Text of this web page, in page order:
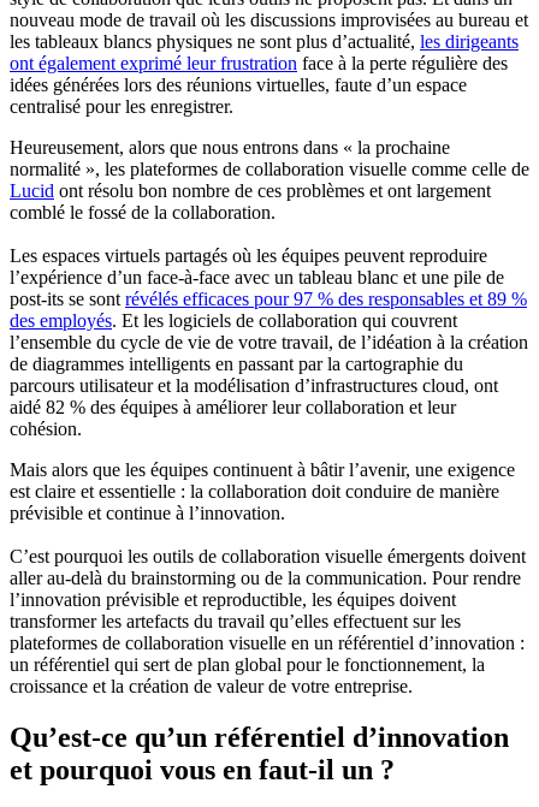
nouveau mode de travail où les discussions improvisées au bureau et
les tableaux blancs physiques ne sont plus d’actualité, les dirigeants
ont également exprimé leur frustration face à la perte régulière des
idées générées lors des réunions virtuelles, faute d’un espace
centralisé pour les enregistrer.
Heureusement, alors que nous entrons dans « la prochaine
normalité », les plateformes de collaboration visuelle comme celle de
Lucid ont résolu bon nombre de ces problèmes et ont largement
comblé le fossé de la collaboration.
Les espaces virtuels partagés où les équipes peuvent reproduire
l’expérience d’un face-à-face avec un tableau blanc et une pile de
post-its se sont révélés efficaces pour 97 % des responsables et 89 %
des employés. Et les logiciels de collaboration qui couvrent
l’ensemble du cycle de vie de votre travail, de l’idéation à la création
de diagrammes intelligents en passant par la cartographie du
parcours utilisateur et la modélisation d’infrastructures cloud, ont
aidé 82 % des équipes à améliorer leur collaboration et leur
cohésion.
Mais alors que les équipes continuent à bâtir l’avenir, une exigence
est claire et essentielle : la collaboration doit conduire de manière
prévisible et continue à l’innovation.
C’est pourquoi les outils de collaboration visuelle émergents doivent
aller au-delà du brainstorming ou de la communication. Pour rendre
l’innovation prévisible et reproductible, les équipes doivent
transformer les artefacts du travail qu’elles effectuent sur les
plateformes de collaboration visuelle en un référentiel d’innovation :
un référentiel qui sert de plan global pour le fonctionnement, la
croissance et la création de valeur de votre entreprise.
Qu’est-ce qu’un référentiel d’innovation
et pourquoi vous en faut-il un ?